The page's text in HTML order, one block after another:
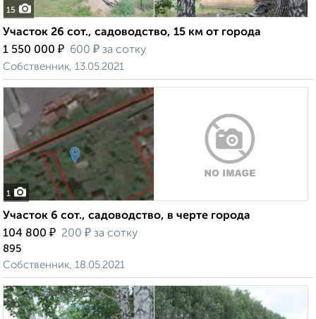
15
Участок 26 сот., садоводство, 15 км от города
1 550 000 ₽ 600 ₽ за сотку
Собственник, 13.05.2021
1
Участок 6 сот., садоводство, в черте города
104 800 ₽ 200 ₽ за сотку
895
Собственник, 18.05.2021